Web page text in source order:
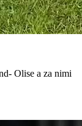
Olise a za nimi